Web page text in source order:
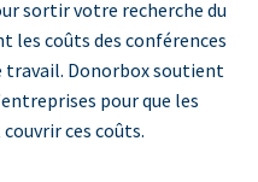
sortir votre recherche du
les coûts des conférences
travail. Donorbox soutient
pour que les
ces coûts.